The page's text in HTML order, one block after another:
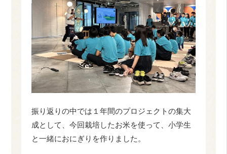
振り返りの中では１年間のプロジェクトの集大
成として、今回栽培したお米を使って、小学生
と一緒におにぎりを作りました。